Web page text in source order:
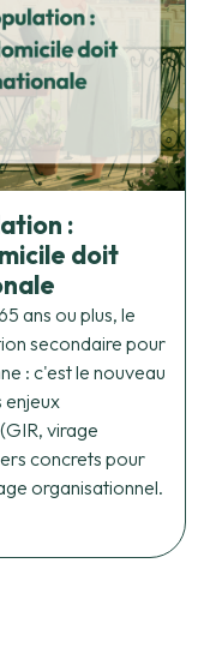
:
doit
ans ou plus, le
secondaire pour
: c'est le nouveau
virage
concrets pour
organisationnel.